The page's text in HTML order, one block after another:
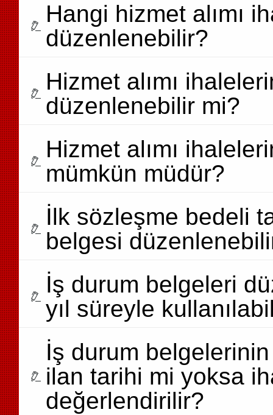
Hangi hizmet alımı
düzenlenebilir?
Hizmet alımı
düzenlenebilir mi?
Hizmet alımı
mümkün müdür?
İlk sözleşme bedeli
belgesi
İş durum belgeleri
yıl süreyle
İş durum
ilan tarihi mi yoksa
değerlendirilir?